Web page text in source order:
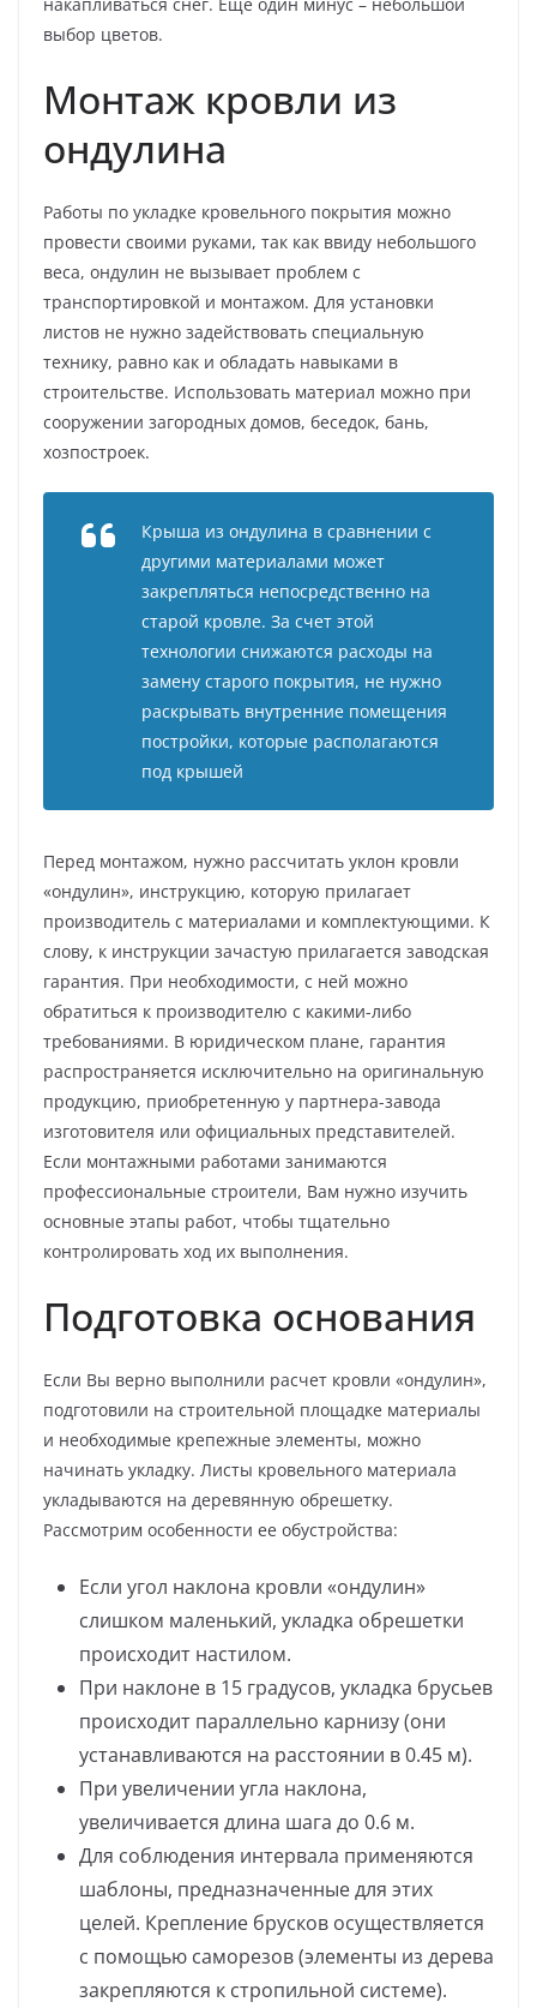
накапливаться снег. Еще один минус – небольшой
выбор цветов.
Монтаж кровли из
ондулина
Работы по укладке кровельного покрытия можно
провести своими руками, так как ввиду небольшого
веса, ондулин не вызывает проблем с
транспортировкой и монтажом. Для установки
листов не нужно задействовать специальную
технику, равно как и обладать навыками в
строительстве. Использовать материал можно при
сооружении загородных домов, беседок, бань,
хозпостроек.
Крыша из ондулина в сравнении с
другими материалами может
закрепляться непосредственно на
старой кровле. За счет этой
технологии снижаются расходы на
замену старого покрытия, не нужно
раскрывать внутренние помещения
постройки, которые располагаются
под крышей
Перед монтажом, нужно рассчитать уклон кровли
«ондулин», инструкцию, которую прилагает
производитель с материалами и комплектующими. К
слову, к инструкции зачастую прилагается заводская
гарантия. При необходимости, с ней можно
обратиться к производителю с какими-либо
требованиями. В юридическом плане, гарантия
распространяется исключительно на оригинальную
продукцию, приобретенную у партнера-завода
изготовителя или официальных представителей.
Если монтажными работами занимаются
профессиональные строители, Вам нужно изучить
основные этапы работ, чтобы тщательно
контролировать ход их выполнения.
Подготовка основания
Если Вы верно выполнили расчет кровли «ондулин»,
подготовили на строительной площадке материалы
и необходимые крепежные элементы, можно
начинать укладку. Листы кровельного материала
укладываются на деревянную обрешетку.
Рассмотрим особенности ее обустройства:
Если угол наклона кровли «ондулин»
слишком маленький, укладка обрешетки
происходит настилом.
При наклоне в 15 градусов, укладка брусьев
происходит параллельно карнизу (они
устанавливаются на расстоянии в 0.45 м).
При увеличении угла наклона,
увеличивается длина шага до 0.6 м.
Для соблюдения интервала применяются
шаблоны, предназначенные для этих
целей. Крепление брусков осуществляется
с помощью саморезов (элементы из дерева
закрепляются к стропильной системе).